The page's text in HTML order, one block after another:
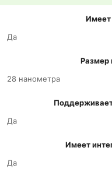
Имеет
Да
Размер
28 нанометра
Да
Имеет
Да